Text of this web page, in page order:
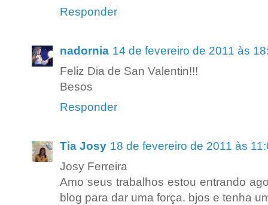
Responder
nadornia 14 de fevereiro de 2011 às
Feliz Dia de San Valentin!!!
Besos
Responder
Tia Josy 18 de fevereiro de 2011 às
Josy Ferreira
Amo seus trabalhos estou entrando
blog para dar uma força. bjos e tenha